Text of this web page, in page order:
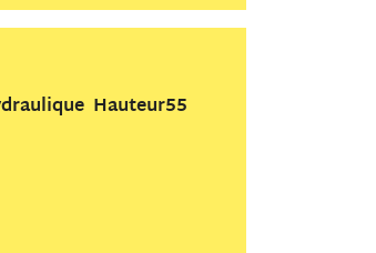
Hauteur55